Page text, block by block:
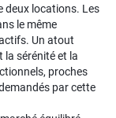
deux locations. Les
le même
Un atout
la sérénité et la
proches
par cette